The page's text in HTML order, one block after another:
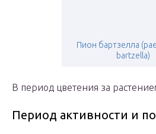
Пион бартзелла
bartzella)
В период цветения за
Период активности и